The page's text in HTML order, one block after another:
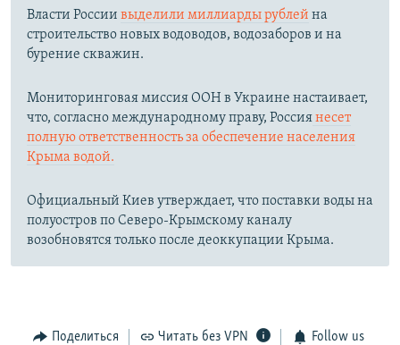
Власти России выделили миллиарды рублей на
строительство новых водоводов, водозаборов и на
бурение скважин.
Мониторинговая миссия ООН в Украине настаивает,
что, согласно международному праву, Россиянесет
полную ответственность за обеспечение населения
Крыма водой.
Официальный Киев утверждает, что поставки воды на
полуостров по Северо-Крымскому каналу
возобновятся только после деоккупации Крыма.
Поделиться Читать без VPN Follow us